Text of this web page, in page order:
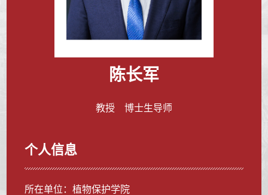
陈长军
教授 博士生导师
个人信息
所在单位：植物保护学院